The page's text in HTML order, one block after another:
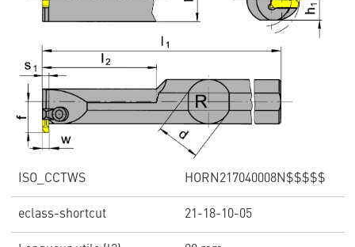
ISO_CCTWS HORN217040008N$$$$$
eclass-shortcut 21-18-10-05